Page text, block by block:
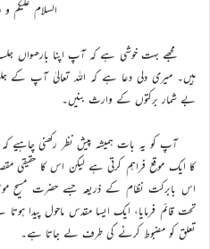
السلام علیکم و
ہیں۔ میری دلی دعا ہے کہ اللہ تعالیٰ آپ کے
بے شمار برکتوں کے وارث بنیں۔
آپ کو یہ بات ہمیشہ پیش نظر رکھنی چاہیے کہ
کا ایک موقع فراہم کرتی ہے لیکن اس کا حقیقی
اس بابرکت نظام کے ذریعہ جسے حضرت مسیح
تحت قائم فرمایا، ایک ایسا مقدس ماحول پیدا
تعلق کو مضبوط کرنے کی طرف لے جاتا ہے۔